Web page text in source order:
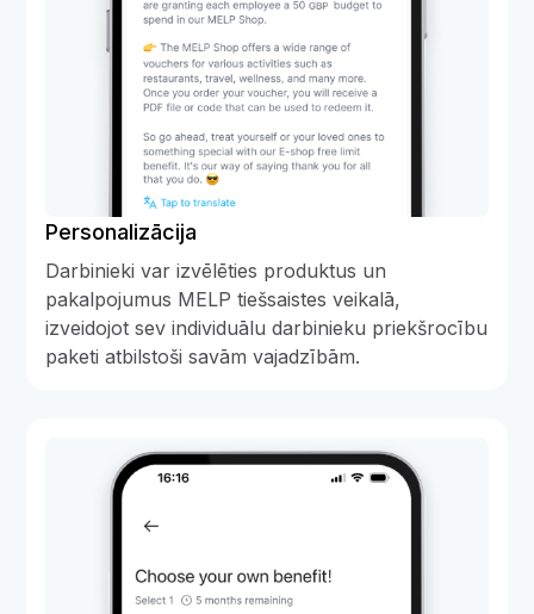
Personalizācija
Darbinieki var izvēlēties produktus un
pakalpojumus MELP tiešsaistes veikalā,
izveidojot sev individuālu darbinieku priekšrocību
paketi atbilstoši savām vajadzībām.